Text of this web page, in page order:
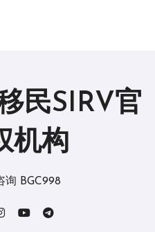
民SIRV官
机构
询 BGC998